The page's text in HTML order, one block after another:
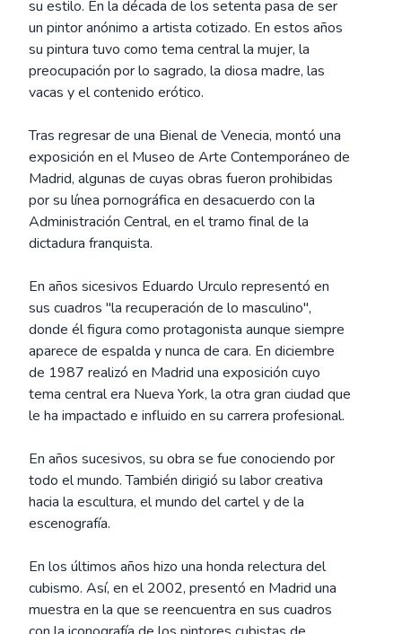
su estilo. En la década de los setenta pasa de ser
un pintor anónimo a artista cotizado. En estos años
su pintura tuvo como tema central la mujer, la
preocupación por lo sagrado, la diosa madre, las
vacas y el contenido erótico.
Tras regresar de una Bienal de Venecia, montó una
exposición en el Museo de Arte Contemporáneo de
Madrid, algunas de cuyas obras fueron prohibidas
por su línea pornográfica en desacuerdo con la
Administración Central, en el tramo final de la
dictadura franquista.
En años sicesivos Eduardo Urculo representó en
sus cuadros "la recuperación de lo masculino",
donde él figura como protagonista aunque siempre
aparece de espalda y nunca de cara. En diciembre
de 1987 realizó en Madrid una exposición cuyo
tema central era Nueva York, la otra gran ciudad que
le ha impactado e influido en su carrera profesional.
En años sucesivos, su obra se fue conociendo por
todo el mundo. También dirigió su labor creativa
hacia la escultura, el mundo del cartel y de la
escenografía.
En los últimos años hizo una honda relectura del
cubismo. Así, en el 2002, presentó en Madrid una
muestra en la que se reencuentra en sus cuadros